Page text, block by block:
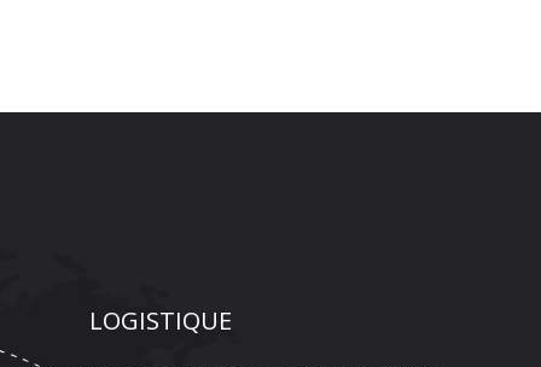
LOGISTIQUE